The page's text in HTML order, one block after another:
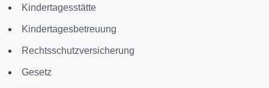
Kindertagesstätte
Kindertagesbetreuung
Rechtsschutzversicherung
Gesetz